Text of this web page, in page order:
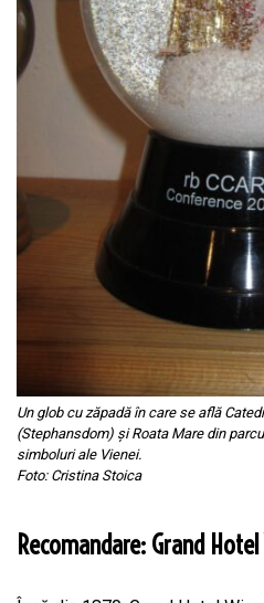
Un glob cu zăpadă în care se află
(Stephansdom) și Roata Mare din
simboluri ale Vienei.
Foto: Cristina Stoica
Recomandare: Grand